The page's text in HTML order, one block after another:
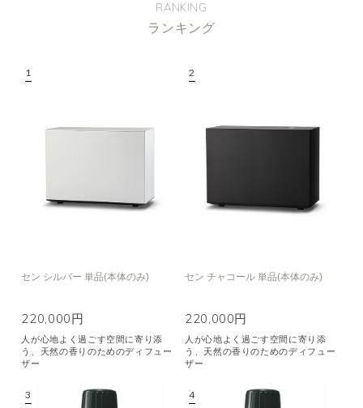
RANKING
ランキング
セン シルバー 単品(本体のみ)
220,000円
人が心地よく過ごす空間に寄り添
う、天然の香りのためのディフュー
ザー
セン チャコール 単品(本体のみ)
220,000円
人が心地よく過ごす空間に寄り添
う、天然の香りのためのディフュー
ザー